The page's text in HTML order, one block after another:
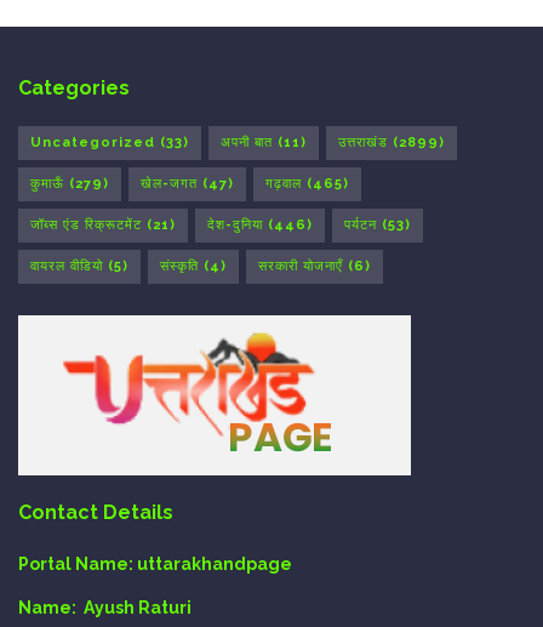
Categories
Uncategorized (33) अपनी बात (11) उत्तराखंड (2899)
कुमाऊँ (279) खेल-जगत (47) गढ़वाल (465)
जॉब्स एंड रिक्रूटमेंट (21) देश-दुनिया (446) पर्यटन (53)
वायरल वीडियो (5) संस्कृति (4) सरकारी योजनाएँ (6)
Contact Details
Portal Name: uttarakhandpage
Name: Ayush Raturi